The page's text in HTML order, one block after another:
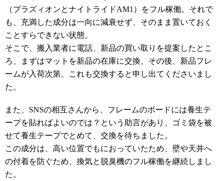
（プラズィオンとナイトライドAM1）をフル稼働。それで
も、充満した成分は一向に減衰せず、そのまま置いておく
ことすらできない状態。
そこで、搬入業者に電話、新品の買い取りを提案したとこ
ろ、まずはマットを新品の在庫に交換、その後、新品フレ
ームが入荷次第、これも交換すると申し出てくださいまし
た。
また、SNSの相互さんから、フレームのボードには養生テ
ープを貼ればよいのでは？という助言があり、ゴミ袋を被
せて養生テープでとめて、交換を待ちました。
この成分は、高い位置でもにおっていたため、壁や天井へ
の付着を防ぐため、換気と脱臭機のフル稼働を継続しまし
た。